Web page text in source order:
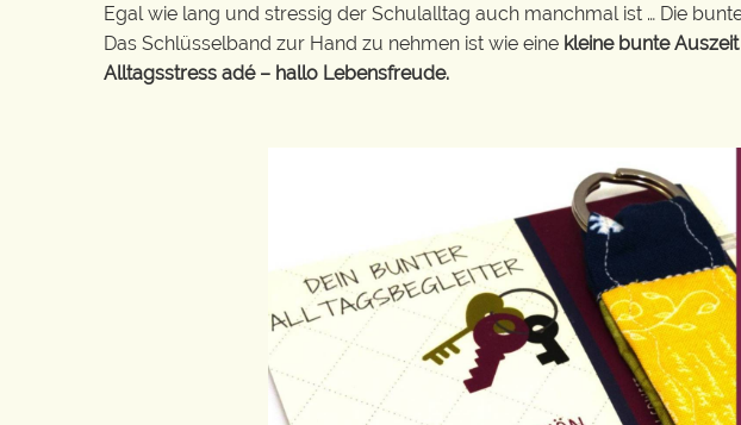
Egal wie lang und stressig der Schulalltag auch manchmal ist … Die
Das Schlüsselband zur Hand zu nehmen ist wie eine kleine bunte Auszeit
Alltagsstress adé – hallo Lebensfreude.